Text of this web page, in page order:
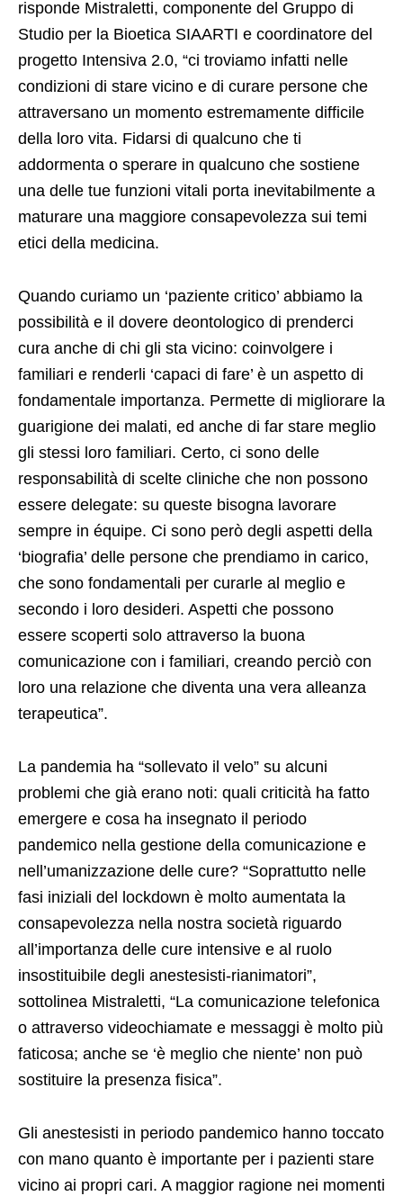
risponde Mistraletti, componente del Gruppo di
Studio per la Bioetica SIAARTI e coordinatore del
progetto Intensiva 2.0, “ci troviamo infatti nelle
condizioni di stare vicino e di curare persone che
attraversano un momento estremamente difficile
della loro vita. Fidarsi di qualcuno che ti
addormenta o sperare in qualcuno che sostiene
una delle tue funzioni vitali porta inevitabilmente a
maturare una maggiore consapevolezza sui temi
etici della medicina.
Quando curiamo un ‘paziente critico’ abbiamo la
possibilità e il dovere deontologico di prenderci
cura anche di chi gli sta vicino: coinvolgere i
familiari e renderli ‘capaci di fare’ è un aspetto di
fondamentale importanza. Permette di migliorare la
guarigione dei malati, ed anche di far stare meglio
gli stessi loro familiari. Certo, ci sono delle
responsabilità di scelte cliniche che non possono
essere delegate: su queste bisogna lavorare
sempre in équipe. Ci sono però degli aspetti della
‘biografia’ delle persone che prendiamo in carico,
che sono fondamentali per curarle al meglio e
secondo i loro desideri. Aspetti che possono
essere scoperti solo attraverso la buona
comunicazione con i familiari, creando perciò con
loro una relazione che diventa una vera alleanza
terapeutica”.
La pandemia ha “sollevato il velo” su alcuni
problemi che già erano noti: quali criticità ha fatto
emergere e cosa ha insegnato il periodo
pandemico nella gestione della comunicazione e
nell’umanizzazione delle cure? “Soprattutto nelle
fasi iniziali del lockdown è molto aumentata la
consapevolezza nella nostra società riguardo
all’importanza delle cure intensive e al ruolo
insostituibile degli anestesisti-rianimatori”,
sottolinea Mistraletti, “La comunicazione telefonica
o attraverso videochiamate e messaggi è molto più
faticosa; anche se ‘è meglio che niente’ non può
sostituire la presenza fisica”.
Gli anestesisti in periodo pandemico hanno toccato
con mano quanto è importante per i pazienti stare
vicino ai propri cari. A maggior ragione nei momenti